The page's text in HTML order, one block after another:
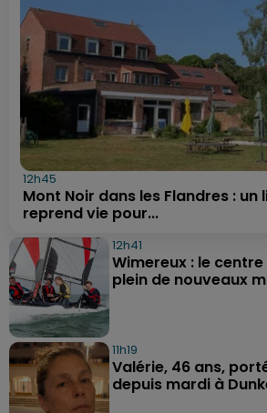
12h45
Mont Noir dans les Flandres : un
reprend vie pour...
12h41
Wimereux : le
plein de nouveaux
11h19
Valérie, 46 ans,
depuis mardi à